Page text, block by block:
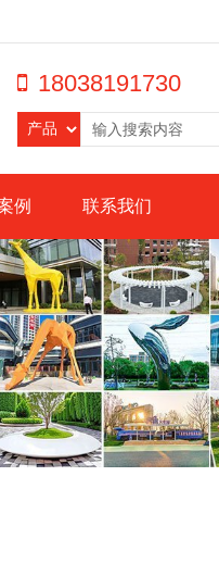
18038191730
例 联系我们